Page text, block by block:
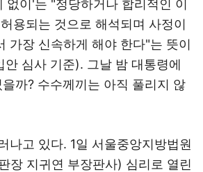
없이'는 "정당하거나 합리적인 이
용되는 것으로 해석되며 사정이
가장 신속하게 해야 한다"는 뜻이
안 심사 기준). 그날 밤 대통령에
까? 수수께끼는 아직 풀리지 않
나고 있다. 1일 서울중앙지방법원
장 지귀연 부장판사) 심리로 열린